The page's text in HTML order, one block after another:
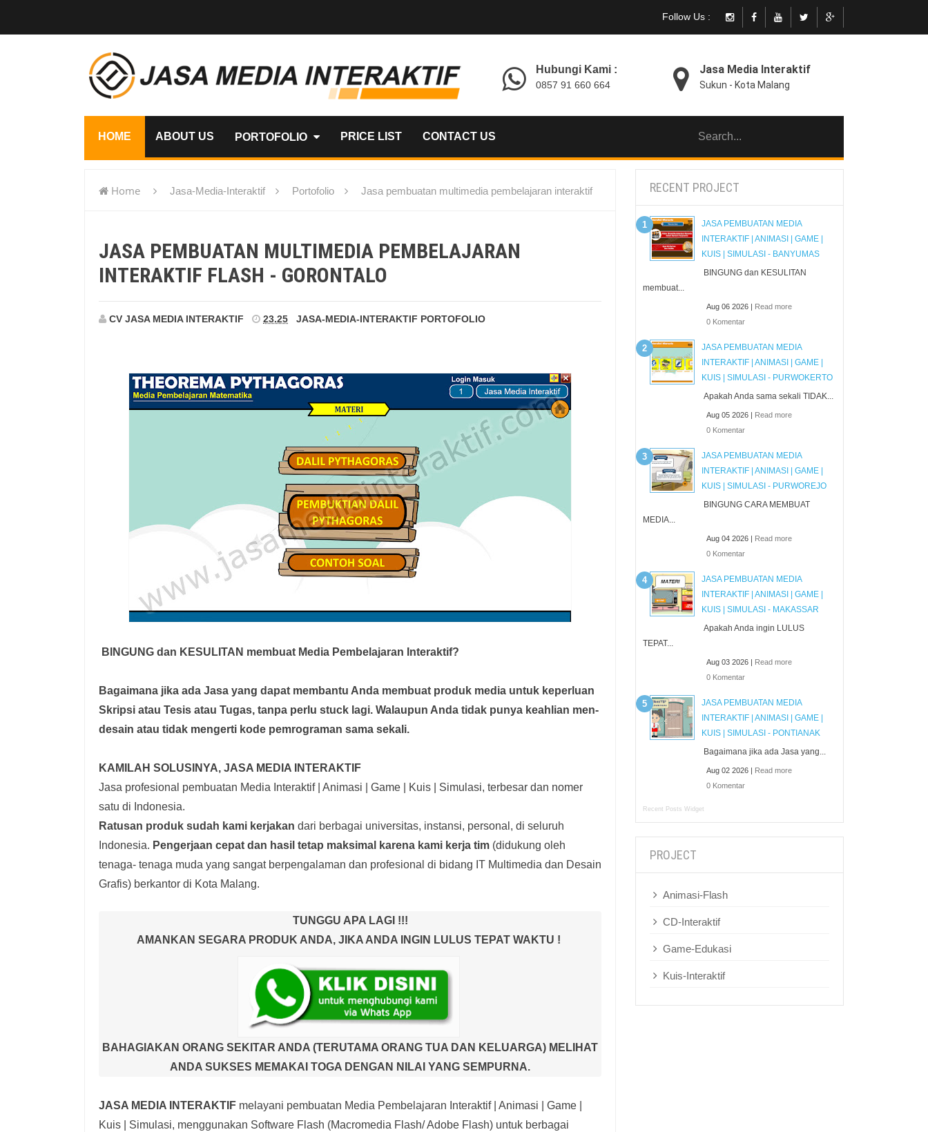
Follow Us :
Hubungi Kami :
0857 91 660 664
Jasa Media Interaktif
Sukun - Kota Malang
HOME ABOUT US PORTOFOLIO PRICE LIST CONTACT US
Home Jasa-Media-Interaktif Portofolio Jasa pembuatan multimedia pembelajaran interaktif
JASA PEMBUATAN MULTIMEDIA PEMBELAJARAN
INTERAKTIF FLASH - GORONTALO
CV JASA MEDIA INTERAKTIF 23.25 JASA-MEDIA-INTERAKTIF PORTOFOLIO
BINGUNG dan KESULITAN membuat Media Pembelajaran Interaktif?
Bagaimana jika ada Jasa yang dapat membantu Anda membuat produk media untuk keperluan
Skripsi atau Tesis atau Tugas, tanpa perlu stuck lagi. Walaupun Anda tidak punya keahlian men-
desain atau tidak mengerti kode pemrograman sama sekali.
KAMILAH SOLUSINYA, JASA MEDIA INTERAKTIF
Jasa profesional pembuatan Media Interaktif | Animasi | Game | Kuis | Simulasi, terbesar dan nomer
satu di Indonesia.
Ratusan produk sudah kami kerjakan dari berbagai universitas, instansi, personal, di seluruh
Indonesia. Pengerjaan cepat dan hasil tetap maksimal karena kami kerja tim (didukung oleh
tenaga- tenaga muda yang sangat berpengalaman dan profesional di bidang IT Multimedia dan Desain
Grafis) berkantor di Kota Malang.
TUNGGU APA LAGI !!!
AMANKAN SEGARA PRODUK ANDA, JIKA ANDA INGIN LULUS TEPAT WAKTU !
BAHAGIAKAN ORANG SEKITAR ANDA (TERUTAMA ORANG TUA DAN KELUARGA) MELIHAT
ANDA SUKSES MEMAKAI TOGA DENGAN NILAI YANG SEMPURNA.
JASA MEDIA INTERAKTIF melayani pembuatan Media Pembelajaran Interaktif| Animasi | Game |
Kuis | Simulasi, menggunakan Software Flash (Macromedia Flash/ Adobe Flash) untuk berbagai
RECENT PROJECT
JASA PEMBUATAN MEDIA
INTERAKTIF | ANIMASI | GAME |
KUIS | SIMULASI - BANYUMAS
BINGUNG dan KESULITAN
membuat...
Aug 06 2026 | Read more
0 Komentar
JASA PEMBUATAN MEDIA
INTERAKTIF | ANIMASI | GAME |
KUIS | SIMULASI - PURWOKERTO
Apakah Anda sama sekali TIDAK...
Aug 05 2026 | Read more
0 Komentar
JASA PEMBUATAN MEDIA
INTERAKTIF | ANIMASI | GAME |
KUIS | SIMULASI - PURWOREJO
BINGUNG CARA MEMBUAT
MEDIA...
Aug 04 2026 | Read more
0 Komentar
JASA PEMBUATAN MEDIA
INTERAKTIF | ANIMASI | GAME |
KUIS | SIMULASI - MAKASSAR
Apakah Anda ingin LULUS
TEPAT...
Aug 03 2026 | Read more
0 Komentar
JASA PEMBUATAN MEDIA
INTERAKTIF | ANIMASI | GAME |
KUIS | SIMULASI - PONTIANAK
Bagaimana jika ada Jasa yang...
Aug 02 2026 | Read more
0 Komentar
Recent Posts Widget
PROJECT
Animasi-Flash
CD-Interaktif
Game-Edukasi
Kuis-Interaktif